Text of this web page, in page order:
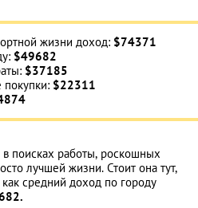
жизни доход: $74371
$49682
$37185
$22311
поисках работы, роскошных
лучшей жизни. Стоит она тут,
как средний доход по городу